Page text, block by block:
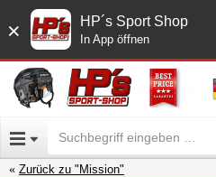
× HP´s Sport Shop
In App öffnen
Zurück zu "Mission"